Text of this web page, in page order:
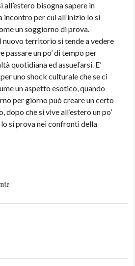
bisogna sapere in
incontro per cui all’inizio lo si
un soggiorno di prova.
nuovo territorio si tende a vedere
passare un po’ di tempo per
quotidiana ed assuefarsi. E’
uno shock culturale che se ci
un aspetto esotico, quando
per giorno può creare un certo
dopo che si vive all’estero un po’
si prova nei confronti della